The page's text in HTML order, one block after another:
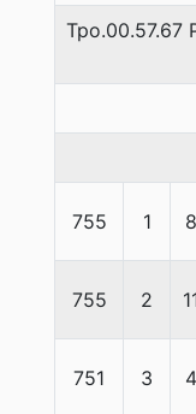
Tpo.00.57.67
755 1 8
755 2
751 3 4